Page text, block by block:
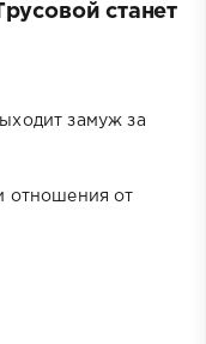
станет
замуж за
отношения от